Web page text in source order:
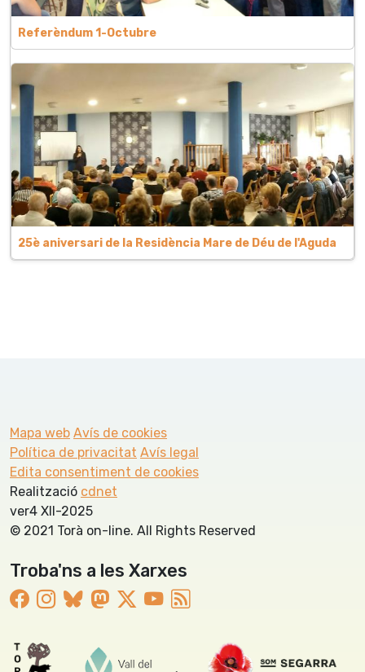
Referèndum 1-Octubre
25è aniversari de la Residència Mare de Déu de l'Aguda
Mapa web Avís de cookies
Política de privacitat Avís legal
Edita consentiment de cookies
Realització cdnet
ver4 XII-2025
© 2021 Torà on-line. All Rights Reserved
Troba'ns a les Xarxes